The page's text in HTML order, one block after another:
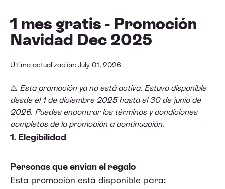
1 mes gratis - Promoción
Navidad Dec 2025
Última actualización: July 01, 2026
⚠️ Esta promoción ya no está activa. Estuvo disponible
desde el 1 de diciembre 2025 hasta el 30 de junio de
2026. Puedes encontrar los términos y condiciones
completos de la promoción a continuación.
1. Elegibilidad
Personas que envían el regalo
Esta promoción está disponible para: